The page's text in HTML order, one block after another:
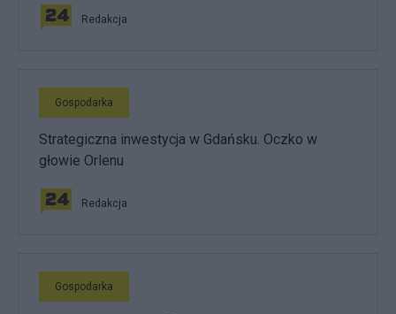
Redakcja
Gospodarka
Strategiczna inwestycja w Gdańsku. Oczko w
głowie Orlenu
Redakcja
Gospodarka